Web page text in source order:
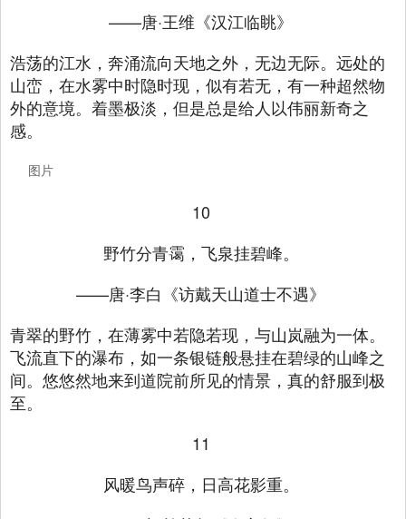
——唐·王维《汉江临眺》
浩荡的江水，奔涌流向天地之外，无边无际。远处的
山峦，在水雾中时隐时现，似有若无，有一种超然物
外的意境。着墨极淡，但是总是给人以伟丽新奇之
感。
图片
10
野竹分青霭，飞泉挂碧峰。
——唐·李白《访戴天山道士不遇》
青翠的野竹，在薄雾中若隐若现，与山岚融为一体。
飞流直下的瀑布，如一条银链般悬挂在碧绿的山峰之
间。悠悠然地来到道院前所见的情景，真的舒服到极
至。
11
风暖鸟声碎，日高花影重。